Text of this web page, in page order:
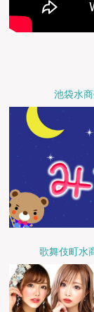
池袋水
歌舞伎町水